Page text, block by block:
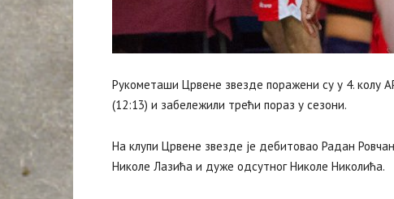
Рукометаши Црвене звезде поражени су у 4. колу
(12:13) и забележили трећи пораз у сезони.
На клупи Црвене звезде је дебитовао Радан
Николе Лазића и дуже одсутног Николе Николића.